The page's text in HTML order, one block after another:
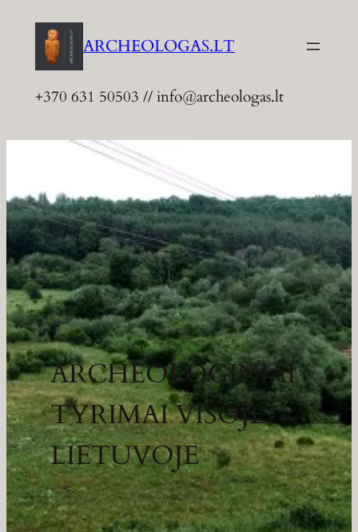
turinio
ARCHEOLOGAS.LT
+370 631 50503 // info@archeologas.lt
ARCHEOLOGINIAI
TYRIMAI VISOJE
LIETUVOJE